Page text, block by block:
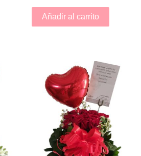
Añadir al carrito